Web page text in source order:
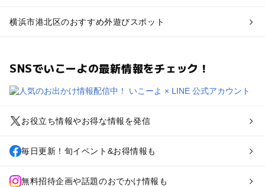
横浜市港北区のおすすめ外遊びスポット
SNSでいこーよの最新情報をチェック！
お役立ち情報やお得な情報を発信
毎日更新！旬イベント&お得情報も
無料招待企画や話題のおでかけ情報も